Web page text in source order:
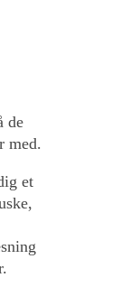
de
med.
et